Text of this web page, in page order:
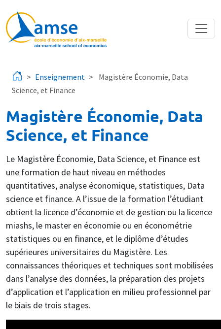
Enseignement
Magistère Économie, Data
Science, et Finance
Magistère Économie, Data
Science, et Finance
Le Magistère Économie, Data Science, et Finance est
une formation de haut niveau en méthodes
quantitatives, analyse économique, statistiques, Data
science et finance. A l’issue de la formation l’étudiant
obtient la licence d’économie et de gestion ou la licence
miashs, le master en économie ou en économétrie
statistiques ou en finance, et le diplôme d’études
supérieures universitaires du Magistère. Les
connaissances théoriques et techniques sont mobilisées
dans l’analyse des données, la préparation des projets
d’application et l’application en milieu professionnel par
le biais de trois stages.